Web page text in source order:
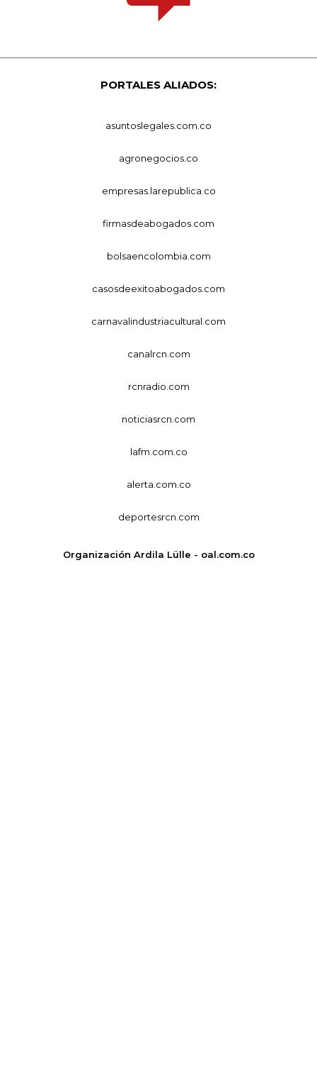
PORTALES ALIADOS:
asuntoslegales.com.co
agronegocios.co
empresas.larepublica.co
firmasdeabogados.com
bolsaencolombia.com
casosdeexitoabogados.com
carnavalindustriacultural.com
canalrcn.com
rcnradio.com
noticiasrcn.com
lafm.com.co
alerta.com.co
deportesrcn.com
Organización Ardila Lülle - oal.com.co